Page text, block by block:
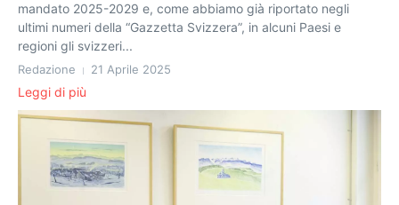
mandato 2025-2029 e, come abbiamo già riportato negli
ultimi numeri della “Gazzetta Svizzera”, in alcuni Paesi e
regioni gli svizzeri...
Redazione 21 Aprile 2025
Leggi di più